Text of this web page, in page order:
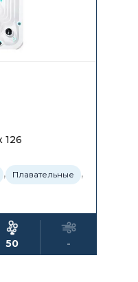
126
, Плавательные ,
50 -